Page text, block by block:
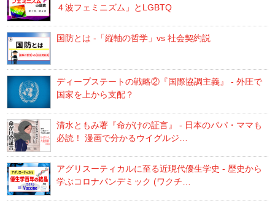
４波フェミニズム」とLGBTQ
国防とは -「縦軸の哲学」vs 社会契約説
ディープステートの戦略②『国際協調主義』 - 外圧で
国家を上から支配？
清水ともみ著『命がけの証言』 - 日本のパパ・ママも
必読！ 漫画で分かるウイグルジ…
アグリスーティカルに至る近現代優生学史 - 歴史から
学ぶコロナパンデミック (ワクチ…